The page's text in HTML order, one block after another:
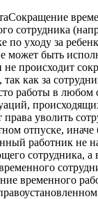
Сокращение
сотрудника
по уходу за
может быть
происходит
как за
работы в любом
права уволить
отпуске,
работник не
сотрудника, а
временного